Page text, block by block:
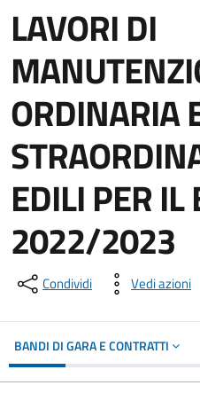
LAVORI DI
ORDINARIA
EDILI PER
2022/2023
Condividi Vedi azioni
BANDI DI GARA E CONTRATTI